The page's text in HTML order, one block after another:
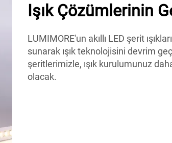
Işık Çözümlerinin
LUMIMORE'un akıllı LED şerit
sunarak ışık teknolojisini devrim
şeritlerimizle, ışık kurulumunuz
olacak.